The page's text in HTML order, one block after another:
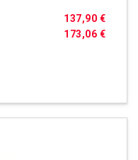
173,06 €
137,90 €